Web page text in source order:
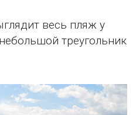
весь пляж у
треугольник